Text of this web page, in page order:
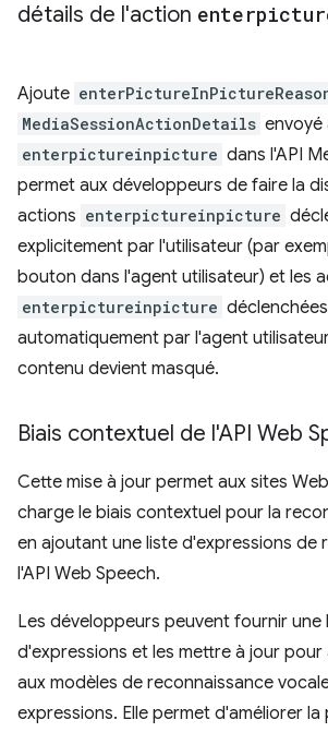
détails de l'action
Ajoute
MediaSessionActionDetails envoyé
enterpictureinpicture dans l'API
permet aux développeurs de faire la
actions enterpictureinpicture
explicitement par l'utilisateur (par
bouton dans l'agent utilisateur) et les
enterpictureinpicture déclenchées
automatiquement par l'agent
contenu devient masqué.
Biais contextuel de l'API Web
Cette mise à jour permet aux sites
charge le biais contextuel pour la
en ajoutant une liste d'expressions de
l'API Web Speech.
Les développeurs peuvent fournir une
d'expressions et les mettre à jour pour
aux modèles de reconnaissance
expressions. Elle permet d'améliorer la